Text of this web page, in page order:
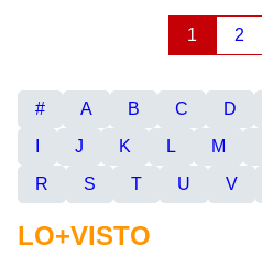
1 2
# A B C D
J K L M
R
S T U V
LO+VISTO